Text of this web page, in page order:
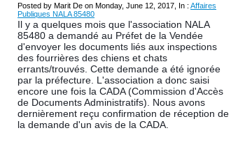
Posted by Marit De on Monday, June 12, 2017, In : Affaires
Publiques NALA 85480
Il y a quelques mois que l'association NALA
85480 a demandé au Préfet de la Vendée
d'envoyer les documents liés aux inspections
des fourrières des chiens et chats
errants/trouvés. Cette demande a été ignorée
par la préfecture. L'association a donc saisi
encore une fois la CADA (Commission d'Accès
de Documents Administratifs). Nous avons
dernièrement reçu confirmation de réception de
la demande d'un avis de la CADA.